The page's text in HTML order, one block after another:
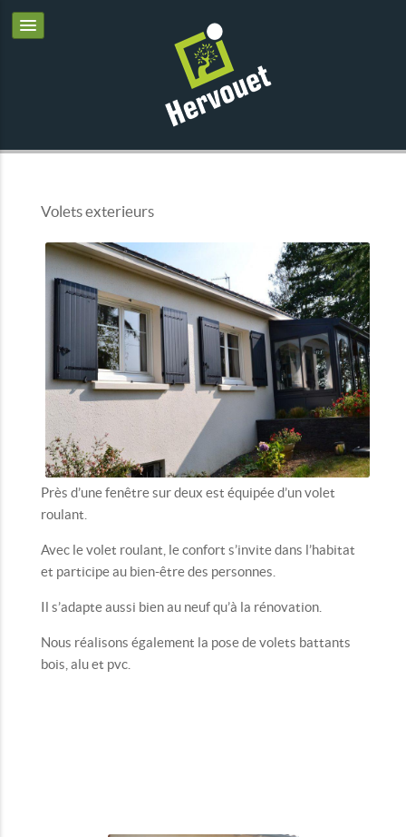
Volets exterieurs
Près d’une fenêtre sur deux est équipée d’un volet
roulant.
Avec le volet roulant, le confort s’invite dans l’habitat
et participe au bien-être des personnes.
Il s’adapte aussi bien au neuf qu’à la rénovation.
Nous réalisons également la pose de volets battants
bois, alu et pvc.